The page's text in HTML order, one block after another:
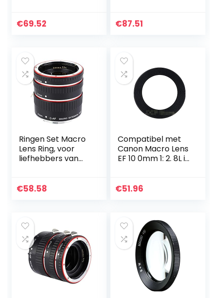
Zinklegering Balg,
€69.52
Select Type 1
€87.51
Ringen Set Macro
Lens Ring, voor
liefhebbers van
€58.58
Compatibel met
Canon Macro Lens
EF 10 0mm 1: 2. 8L is
Canon EF 100 mm
€51.96